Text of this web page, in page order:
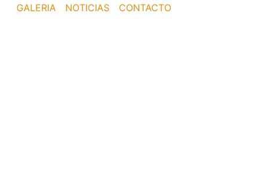
GALERIA NOTICIAS CONTACTO